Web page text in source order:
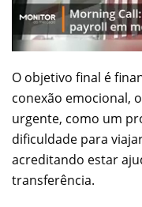
O objetivo final é
conexão emocional,
urgente, como um
dificuldade para
acreditando estar
transferência.